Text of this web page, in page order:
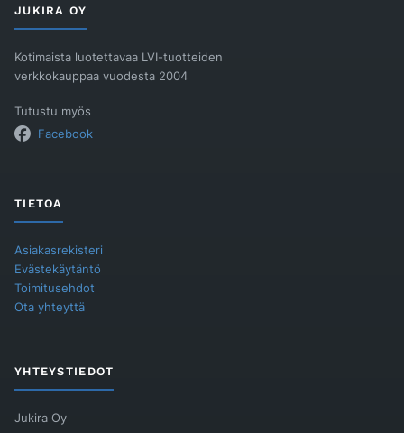
JUKIRA OY
Kotimaista luotettavaa LVI-tuotteiden
verkkokauppaa vuodesta 2004
Tutustu myös
Facebook
TIETOA
Asiakasrekisteri
Evästekäytäntö
Toimitusehdot
Ota yhteyttä
YHTEYSTIEDOT
Jukira Oy